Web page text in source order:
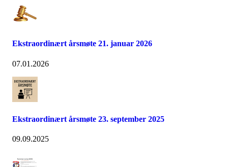
Ekstraordinært årsmøte 21. januar 2026
07.01.2026
Ekstraordinært årsmøte 23. september 2025
09.09.2025